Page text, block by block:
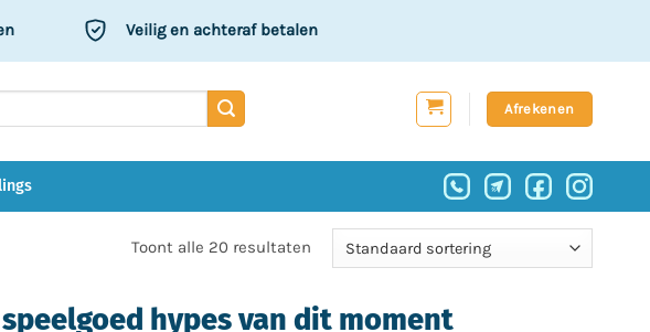
Veiligen achteraf betalen
Afrekenen
Toont alle 20 resultaten
hypes van dit moment